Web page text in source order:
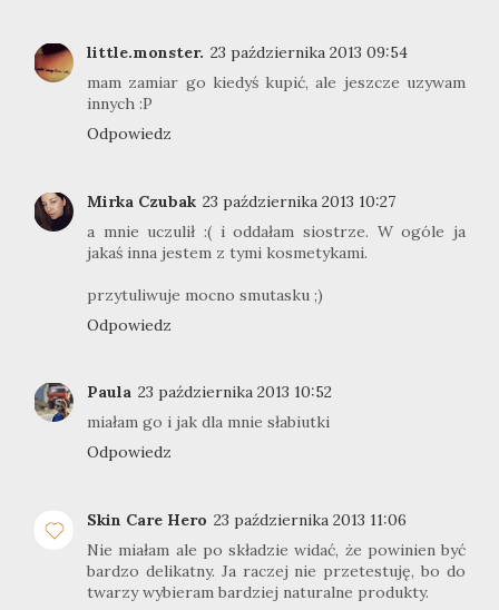
little.monster. 23 października 2013 09:54
mam zamiar go kiedyś kupić, ale jeszcze uzywam
innych :P
Odpowiedz
Mirka Czubak 23 października 2013 10:27
a mnie uczulił :( i oddałam siostrze. W ogóle ja
jakaś inna jestem z tymi kosmetykami.
przytuliwuje mocno smutasku ;)
Odpowiedz
Paula 23 października 2013 10:52
miałam go i jak dla mnie słabiutki
Odpowiedz
Skin Care Hero 23 października 2013 11:06
Nie miałam ale po składzie widać, że powinien być
bardzo delikatny. Ja raczej nie przetestuję, bo do
twarzy wybieram bardziej naturalne produkty.